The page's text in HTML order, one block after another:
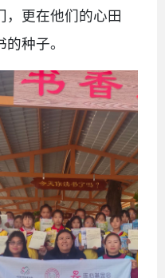
，更在他们的心田
种子。